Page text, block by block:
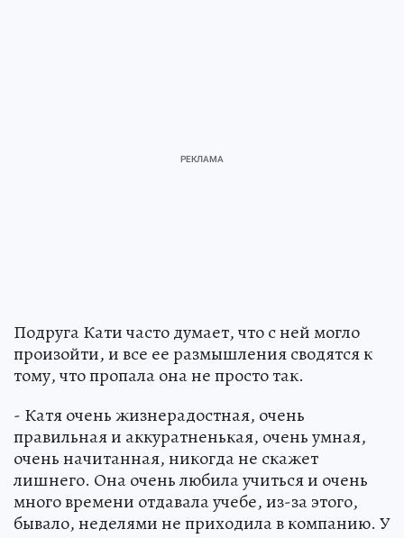
Подруга Кати часто думает, что с ней могло
произойти, и все ее размышления сводятся к
тому, что пропала она не просто так.
- Катя очень жизнерадостная, очень
правильная и аккуратненькая, очень умная,
очень начитанная, никогда не скажет
лишнего. Она очень любила учиться и очень
много времени отдавала учебе, из-за этого,
бывало, неделями не приходила в компанию. У